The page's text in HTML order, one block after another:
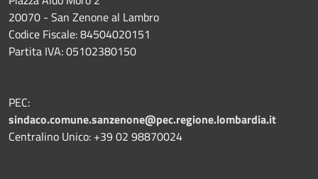
20070 - San Zenone al Lambro
Codice Fiscale: 84504020151
Partita IVA: 05102380150
PEC:
sindaco.comune.sanzenone@pec.regione.lombardia.it
Centralino Unico: +39 02 98870024